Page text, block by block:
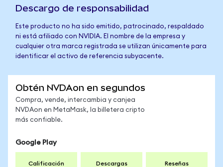
Descargo de responsabilidad
Este producto no ha sido emitido, patrocinado, respaldado
ni está afiliado con NVIDIA. El nombre de la empresa y
cualquier otra marca registrada se utilizan únicamente para
identificar el activo de referencia subyacente.
Obtén NVDAon en segundos
Compra, vende, intercambia y canjea
NVDAon en MetaMask, la billetera cripto
más confiable.
Google Play
Calificación Descargas Reseñas